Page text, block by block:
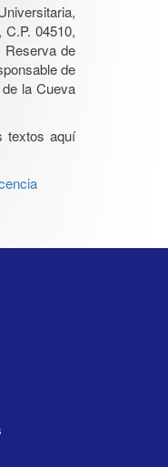
04510,
Reserva de
de
la Cueva
textos aquí